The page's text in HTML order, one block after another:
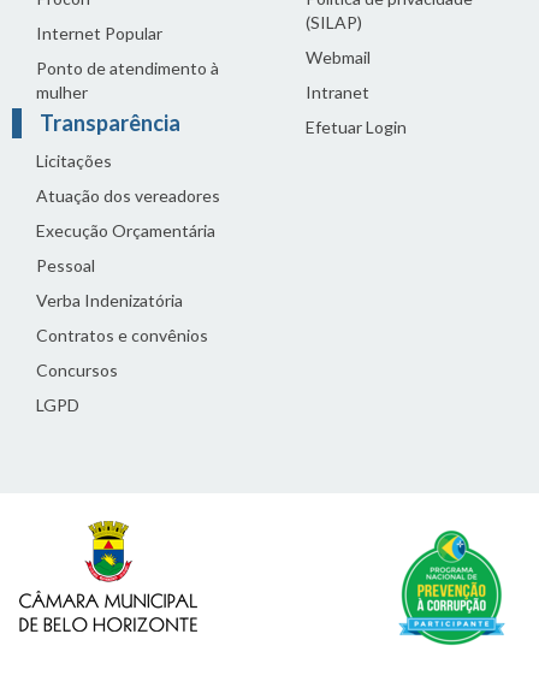
Internet Popular
Ponto de atendimento à
mulher
Transparência
Licitações
Atuação dos vereadores
Execução Orçamentária
Pessoal
Verba Indenizatória
Contratos e convênios
Concursos
LGPD
(SILAP)
Webmail
Intranet
Efetuar Login